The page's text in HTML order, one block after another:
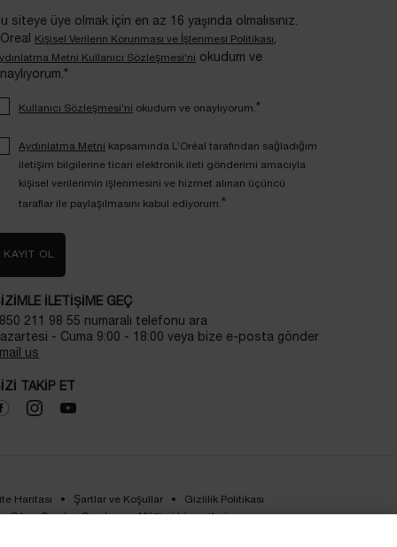
siteye üye olmak için en az 16 yaşında olmalısınız.
Kişisel Verilerin Korunması ve İşlenmesi Politikası,
Metni Kullanıcı Sözleşmesi'ni okudum ve
Kullanıcı Sözleşmesi'ni okudum ve onaylıyorum.*
Aydınlatma Metni kapsamında L’Oréal tarafından sağladığım
iletişim bilgilerine ticari elektronik ileti gönderimi amacıyla
kişisel verilerimin işlenmesini ve hizmet alınan üçüncü
taraflar ile paylaşılmasını kabul ediyorum.*
KAYIT OL
ILETIŞIME GEÇ
211 98 55 numaralı telefonu ara
- Cuma 9:00 - 18:00 veya bize e-posta gönder
us
TAKIP ET
Haritası Şartlar ve Koşullar
Gizlilik Politikası
Sıkça Sorulan Sorular
Müşteri hizmetleri